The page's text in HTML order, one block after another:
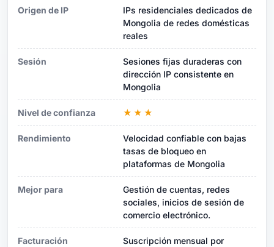
Origen de IP
IPs residenciales dedicados de
Mongolia de redes domésticas
reales
Sesión
Sesiones fijas duraderas con
dirección IP consistente en
Mongolia
Nivel de confianza ★★★
Rendimiento
Velocidad confiable con bajas
tasas de bloqueo en
plataformas de Mongolia
Mejor para
Gestión de cuentas, redes
sociales, inicios de sesión de
comercio electrónico.
Facturación
Suscripción mensual por